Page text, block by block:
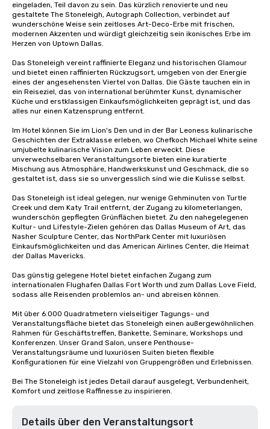
eingeladen, Teil davon zu sein. Das kürzlich renovierte und neu
gestaltete The Stoneleigh, Autograph Collection, verbindet auf
wunderschöne Weise sein zeitloses Art-Deco-Erbe mit frischen,
modernen Akzenten und würdigt gleichzeitig sein ikonisches Erbe im
Herzen von Uptown Dallas.
Das Stoneleigh vereint raffinierte Eleganz und historischen Glamour
und bietet einen raffinierten Rückzugsort, umgeben von der Energie
eines der angesehensten Viertel von Dallas. Die Gäste tauchen ein in
ein Reiseziel, das von international berühmter Kunst, dynamischer
Küche und erstklassigen Einkaufsmöglichkeiten geprägt ist, und das
alles nur einen Katzensprung entfernt.
Im Hotel können Sie im Lion's Den und in der Bar Leoness kulinarische
Geschichten der Extraklasse erleben, wo Chefkoch Michael White seine
umjubelte kulinarische Vision zum Leben erweckt. Diese
unverwechselbaren Veranstaltungsorte bieten eine kuratierte
Mischung aus Atmosphäre, Handwerkskunst und Geschmack, die so
gestaltet ist, dass sie so unvergesslich sind wie die Kulisse selbst.
Das Stoneleigh ist ideal gelegen, nur wenige Gehminuten von Turtle
Creek und dem Katy Trail entfernt, der Zugang zu kilometerlangen,
wunderschön gepflegten Grünflächen bietet. Zu den nahegelegenen
Kultur- und Lifestyle-Zielen gehören das Dallas Museum of Art, das
Nasher Sculpture Center, das NorthPark Center mit luxuriösen
Einkaufsmöglichkeiten und das American Airlines Center, die Heimat
der Dallas Mavericks.
Das günstig gelegene Hotel bietet einfachen Zugang zum
internationalen Flughafen Dallas Fort Worth und zum Dallas Love Field,
sodass alle Reisenden problemlos an- und abreisen können.
Mit über 6.000 Quadratmetern vielseitiger Tagungs- und
Veranstaltungsfläche bietet das Stoneleigh einen außergewöhnlichen
Rahmen für Geschäftstreffen, Bankette, Seminare, Workshops und
Konferenzen. Unser Grand Salon, unsere Penthouse-
Veranstaltungsräume und luxuriösen Suiten bieten flexible
Konfigurationen für eine Vielzahl von Gruppengrößen und Erlebnissen.
Bei The Stoneleigh ist jedes Detail darauf ausgelegt, Verbundenheit,
Komfort und zeitlose Raffinesse zu inspirieren.
Details über den Veranstaltungsort